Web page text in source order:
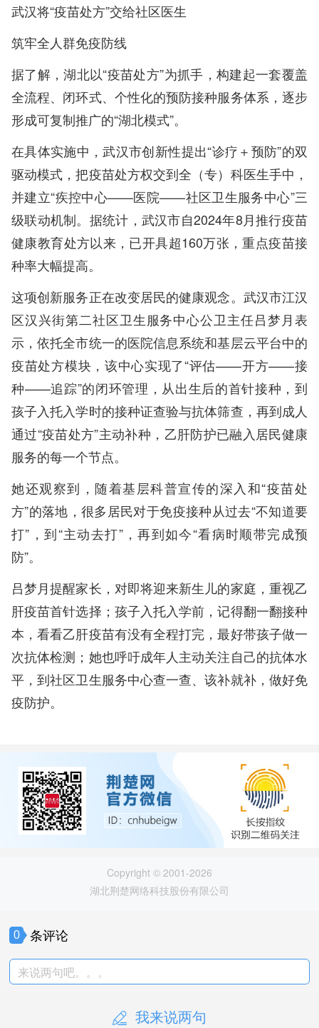
武汉将“疫苗处方”交给社区医生
筑牢全人群免疫防线
据了解，湖北以“疫苗处方”为抓手，构建起一套覆盖
全流程、闭环式、个性化的预防接种服务体系，逐步
形成可复制推广的“湖北模式”。
在具体实施中，武汉市创新性提出“诊疗＋预防”的双
驱动模式，把疫苗处方权交到全（专）科医生手中，
并建立“疾控中心——医院——社区卫生服务中心”三
级联动机制。据统计，武汉市自2024年8月推行疫苗
健康教育处方以来，已开具超160万张，重点疫苗接
种率大幅提高。
这项创新服务正在改变居民的健康观念。武汉市江汉
区汉兴街第二社区卫生服务中心公卫主任吕梦月表
示，依托全市统一的医院信息系统和基层云平台中的
疫苗处方模块，该中心实现了“评估——开方——接
种——追踪”的闭环管理，从出生后的首针接种，到
孩子入托入学时的接种证查验与抗体筛查，再到成人
通过“疫苗处方”主动补种，乙肝防护已融入居民健康
服务的每一个节点。
她还观察到，随着基层科普宣传的深入和“疫苗处
方”的落地，很多居民对于免疫接种从过去“不知道要
打”，到“主动去打”，再到如今“看病时顺带完成预
防”。
吕梦月提醒家长，对即将迎来新生儿的家庭，重视乙
肝疫苗首针选择；孩子入托入学前，记得翻一翻接种
本，看看乙肝疫苗有没有全程打完，最好带孩子做一
次抗体检测；她也呼吁成年人主动关注自己的抗体水
平，到社区卫生服务中心查一查、该补就补，做好免
疫防护。
Copyright © 2001-2026
湖北荆楚网络科技股份有限公司
0 条评论
来说两句吧。。。
我来说两句